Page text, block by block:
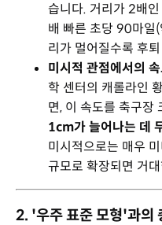
습니다. 거리가 2배
배 빠른 초당 90마일
리가 멀어질수록 후
미시적 관점에서의
학 센터의 캐롤라인
면, 이 속도를 축구장
1cm가 늘어나는 데
미시적으로는 매우
규모로 확장되면 거
2. '우주 표준 모형'과의